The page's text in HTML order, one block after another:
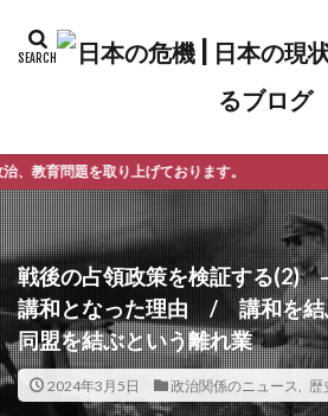
おります。
戦後の占領政策を検証する
講和となった理由 / 講和を結
同盟を結ぶという離れ業
2024年3月5日 政治関係のニュース 歴